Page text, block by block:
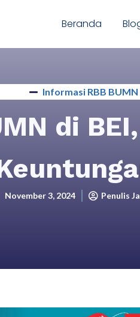
Beranda
Informasi RBB BUMN
di
November 3, 2024 Penulis